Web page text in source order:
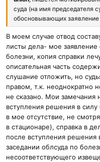
суда (на имя председателя
обосновывающих заявление
В моем случае отвод
листы дела- мое
болезни, копия справки
описательная часть
слушание отложить, но
правом, т.к. неоднократно
не сказано. Мои замечания
вступления решения в
в мое отсутствие, не
в стационаре), справка в
после вступления решения
заседании облсуда по
несоответствующего